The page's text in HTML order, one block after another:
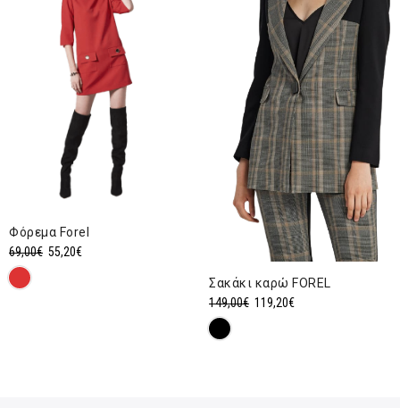
Φόρεμα Forel
69,00€ Original
55,20€Η
Σακάκι καρώ FOREL
149,00€ Original
119,20€Η